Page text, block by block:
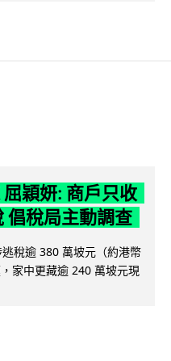
穎妍: 商戶只收
倡稅局主動調查
稅逾 380 萬坡元（約港幣
家中更藏逾 240 萬坡元現